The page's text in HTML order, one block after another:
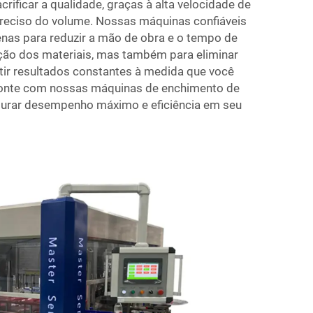
a qualidade, graças à alta velocidade de
do volume. Nossas máquinas confiáveis
para reduzir a mão de obra e o tempo de
dos materiais, mas também para eliminar
resultados constantes à medida que você
com nossas máquinas de enchimento de
desempenho máximo e eficiência em seu